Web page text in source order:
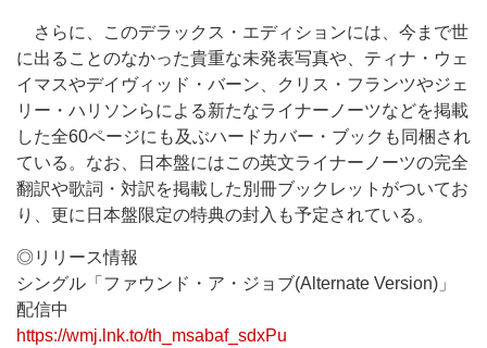
さらに、このデラックス・エディションには、今まで世
に出ることのなかった貴重な未発表写真や、ティナ・ウェ
イマスやデイヴィッド・バーン、クリス・フランツやジェ
リー・ハリソンらによる新たなライナーノーツなどを掲載
した全60ページにも及ぶハードカバー・ブックも同梱され
ている。なお、日本盤にはこの英文ライナーノーツの完全
翻訳や歌詞・対訳を掲載した別冊ブックレットがついてお
り、更に日本盤限定の特典の封入も予定されている。
◎リリース情報
シングル「ファウンド・ア・ジョブ(Alternate Version)」
配信中
https://wmj.lnk.to/th_msabaf_sdxPu